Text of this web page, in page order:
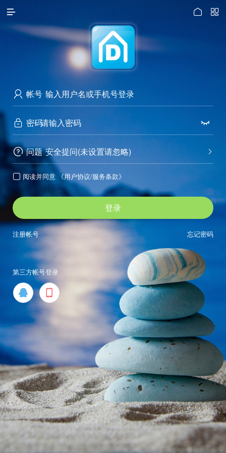
访问电脑版
 

 帐号
 密码 
 问题 
安全提问(未设置请忽略)
 阅读并同意 《用户协议/服务条款》
登录
忘记密码
注册帐号
第三方帐号登录
 